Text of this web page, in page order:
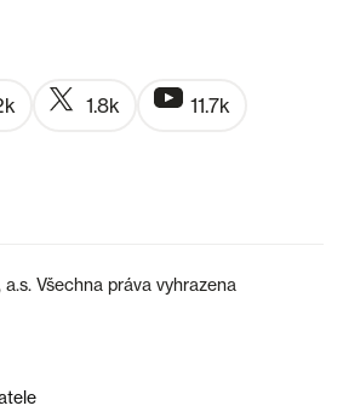
1.8k 11.7k
Všechna práva vyhrazena